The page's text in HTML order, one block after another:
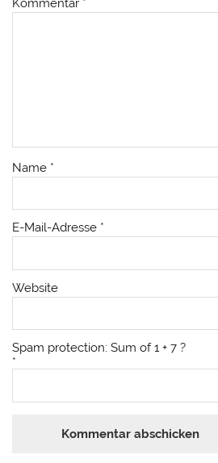
Kommentar *
Name *
E-Mail-Adresse *
Website
Spam protection: Sum of 1 + 7 ?
*